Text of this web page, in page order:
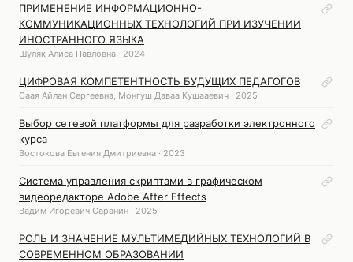
ПРИМЕНЕНИЕ ИНФОРМАЦИОННО-
КОММУНИКАЦИОННЫХ ТЕХНОЛОГИЙ ПРИ ИЗУЧЕНИИ
ИНОСТРАННОГО ЯЗЫКА
Шуляк Алиса Павловна · 2024
ЦИФРОВАЯ КОМПЕТЕНТНОСТЬ БУДУЩИХ ПЕДАГОГОВ
Саая Айлан Сергеевна, Монгуш Даваа Кушааевич · 2025
Выбор сетевой платформы для разработки электронного
курса
Востокова Евгения Дмитриевна · 2023
Система управления скриптами в графическом
видеоредакторе Adobe After Effects
Вадим Игоревич Саранин · 2025
РОЛЬ И ЗНАЧЕНИЕ МУЛЬТИМЕДИЙНЫХ ТЕХНОЛОГИЙ В
СОВРЕМЕННОМ ОБРАЗОВАНИИ